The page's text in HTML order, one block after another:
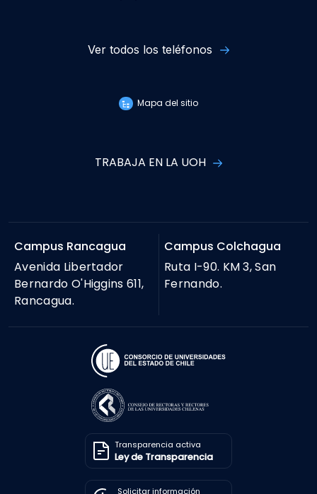
Ver todos los teléfonos
Mapa del sitio
TRABAJA EN LA UOH
Campus Rancagua
Avenida Libertador
Bernardo O'Higgins 611,
Rancagua.
Campus Colchagua
Ruta I-90. KM 3, San
Fernando.
Transparencia activa
Ley de Transparencia
Solicitar información